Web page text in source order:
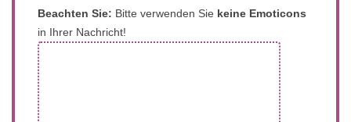
Beachten Sie: Bitte verwenden Sie keine Emoticons
in Ihrer Nachricht!